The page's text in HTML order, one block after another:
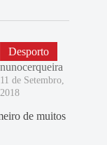
Desporto
nunocerqueira
11 de Setembro,
2018
de muitos